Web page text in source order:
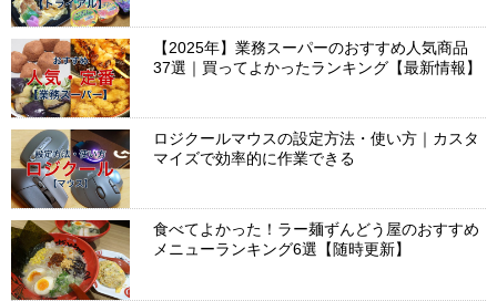
【2025年】業務スーパーのおすすめ人気商品
37選｜買ってよかったランキング【最新情報】
ロジクールマウスの設定方法・使い方｜カスタ
マイズで効率的に作業できる
食べてよかった！ラー麺ずんどう屋のおすすめ
メニューランキング6選【随時更新】